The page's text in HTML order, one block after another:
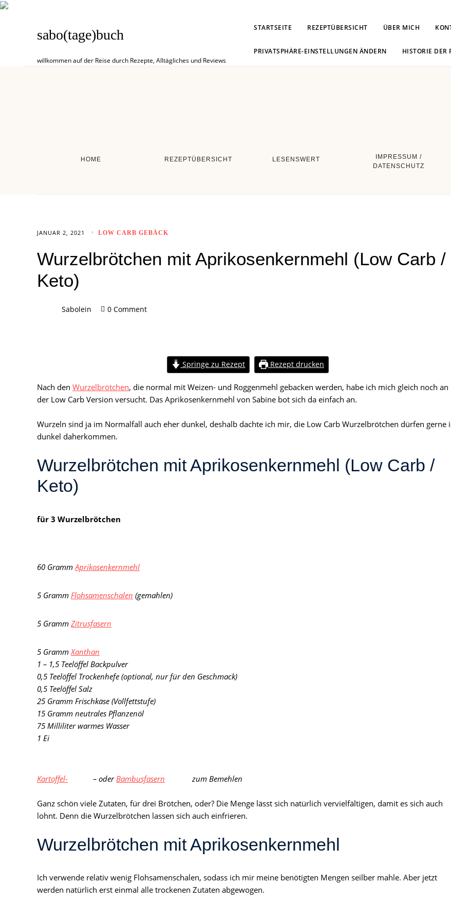
sabo(tage)buch
willkommen auf der Reise durch Rezepte, Alltägliches und Reviews
STARTSEITE REZEPTÜBERSICHT ÜBER MICH
PRIVATSPHÄRE-EINSTELLUNGEN ÄNDERN HISTORIE DER
HOME REZEPTÜBERSICHT LESENSWERT
IMPRESSUM /
DATENSCHUTZ
JANUAR 2, 2021 LOW CARB GEBÄCK
Wurzelbrötchen mit Aprikosenkernmehl (Low Carb /
Keto)
Sabolein 0 Comment
Springe zu Rezept Rezept drucken
Nach den Wurzelbrötchen, die normal mit Weizen- und Roggenmehl gebacken werden, habe ich mich gleich noch an
der Low Carb Version versucht. Das Aprikosenkernmehl von Sabine bot sich da einfach an.
Wurzeln sind ja im Normalfall auch eher dunkel, deshalb dachte ich mir, die Low Carb Wurzelbrötchen dürfen gerne
dunkel daherkommen.
Wurzelbrötchen mit Aprikosenkernmehl (Low Carb /
Keto)
für 3 Wurzelbrötchen
60 Gramm Aprikosenkernmehl
5 Gramm Flohsamenschalen (gemahlen)
5 Gramm Zitrusfasern
5 Gramm Xanthan
1 – 1,5 Teelöffel Backpulver
0,5 Teelöffel Trockenhefe (optional, nur für den Geschmack)
0,5 Teelöffel Salz
25 Gramm Frischkäse (Vollfettstufe)
15 Gramm neutrales Pflanzenöl
75 Milliliter warmes Wasser
1 Ei
Kartoffel- – oder Bambusfasern zum Bemehlen
Ganz schön viele Zutaten, für drei Brötchen, oder? Die Menge lässt sich natürlich vervielfältigen, damit es sich auch
lohnt. Denn die Wurzelbrötchen lassen sich auch einfrieren.
Wurzelbrötchen mit Aprikosenkernmehl
Ich verwende relativ wenig Flohsamenschalen, sodass ich mir meine benötigten Mengen seilber mahle. Aber jetzt
werden natürlich erst einmal alle trockenen Zutaten abgewogen.